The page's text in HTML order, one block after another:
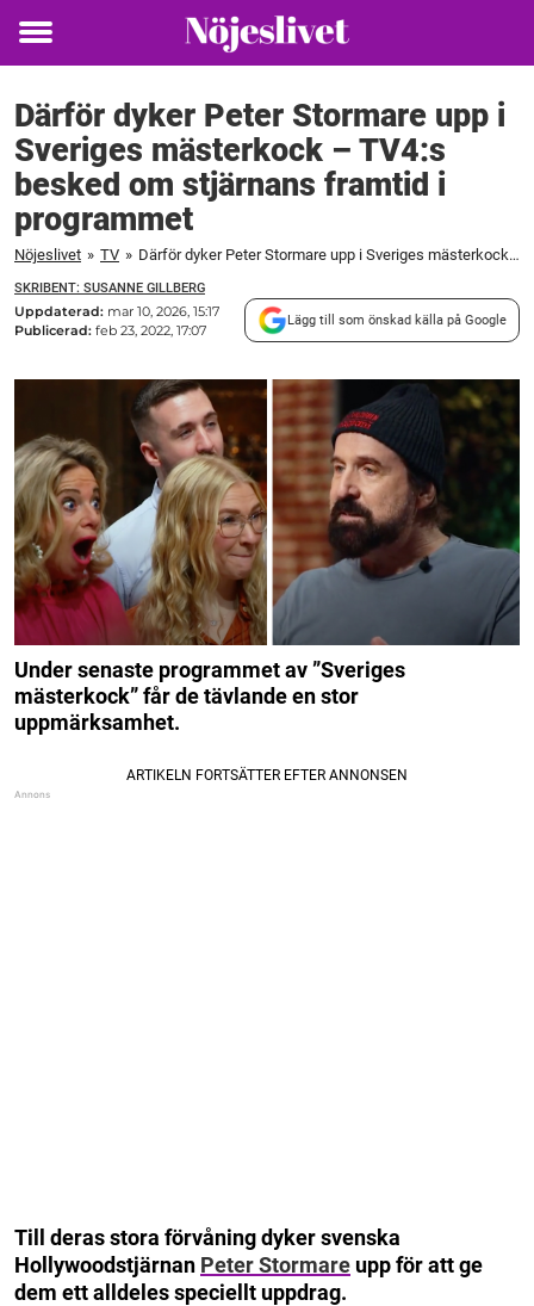
Toggle
Därför dyker Peter Stormare upp i
Sveriges mästerkock – TV4:s
besked om stjärnans framtid i
programmet
Nöjeslivet » TV » Därför dyker Peter Stormare upp i Sveriges mästerkock – TV4:s besked om stjärnans framtid i programmet
SKRIBENT: SUSANNE GILLBERG
Uppdaterad: mar 10, 2026, 15:17
Publicerad: feb 23, 2022, 17:07
Lägg till som önskad källa på Google
Under senaste programmet av ”Sveriges
mästerkock” får de tävlande en stor
uppmärksamhet.
Till deras stora förvåning dyker svenska
Hollywoodstjärnan Peter Stormare upp för att ge
dem ett alldeles speciellt uppdrag.